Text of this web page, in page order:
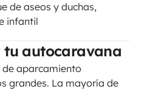
de aseos y duchas,
infantil
tu autocaravana
aparcamiento
grandes. La mayoría de